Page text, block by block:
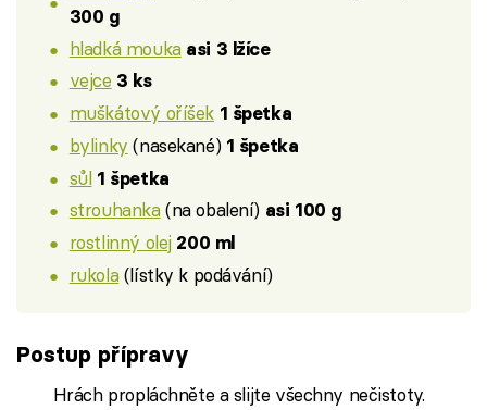
300 g
hladká mouka asi 3 lžíce
vejce 3 ks
muškátový oříšek 1 špetka
bylinky (nasekané) 1 špetka
sůl 1 špetka
strouhanka(na obalení) asi 100 g
rostlinný olej 200 ml
rukola(lístky k podávání)
Postup přípravy
Hrách propláchněte a slijte všechny nečistoty.